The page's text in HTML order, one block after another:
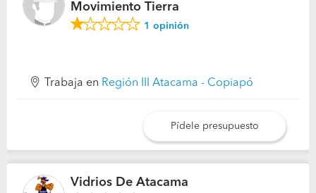
Movimiento Tierra
1 opinión
Trabaja en Región III Atacama - Copiapó
Pídele presupuesto
Vidrios De Atacama